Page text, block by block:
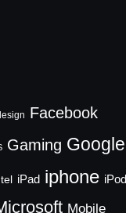
Facebook
Gaming Google
iPad iphone iPod
Mobile